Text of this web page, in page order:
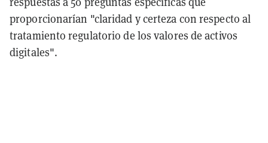
proporcionarían "claridad y certeza con respecto al
tratamiento regulatorio de los valores de activos
digitales".